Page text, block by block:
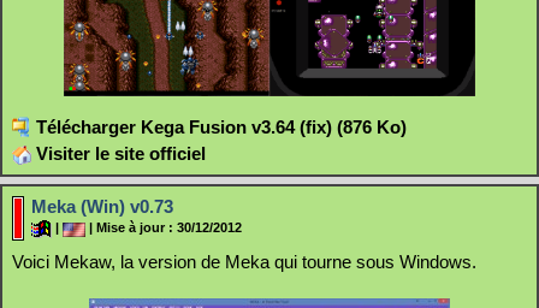
Télécharger Kega Fusion v3.64 (fix) (876 Ko)
Visiter le site officiel
Meka (Win) v0.73
| Mise à jour : 30/12/2012
Voici Mekaw, la version de Meka qui tourne sous Windows.